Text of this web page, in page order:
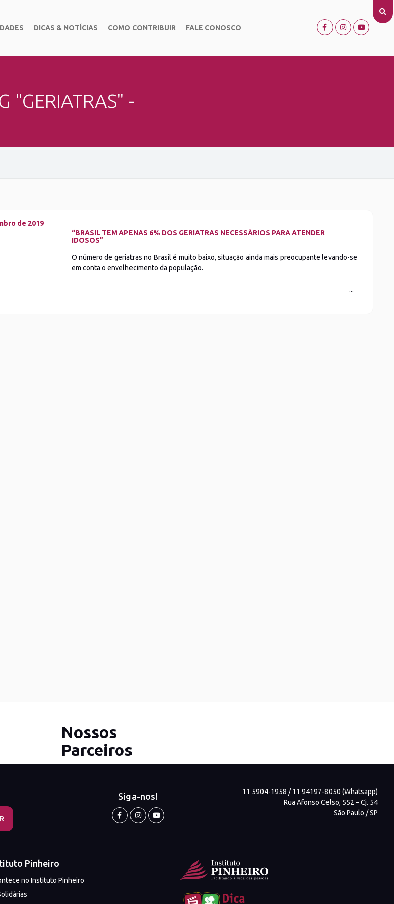
DICAS & NOTÍCIAS COMO CONTRIBUIR FALE CONOSCO
"GERIATRAS" -
de 2019
“BRASIL TEM APENAS 6% DOS GERIATRAS NECESSÁRIOS PARA ATENDER
IDOSOS”
O número de geriatras no Brasil é muito baixo, situação ainda mais preocupante levando-se
em conta o envelhecimento da população.
Nossos
Parceiros
Siga-nos!
11 5904-1958 / 11 94197-8050 (Whatsapp)
Rua Afonso Celso, 552 – Cj. 54
São Paulo / SP
Pinheiro
no Instituto Pinheiro